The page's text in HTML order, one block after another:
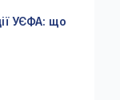
УЄФА: що